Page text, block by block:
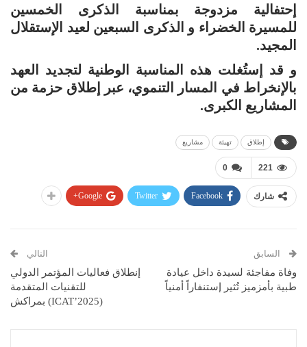
إحتفالية مزدوجة بمناسبة الذكرى الخمسين
للمسيرة الخضراء و الذكرى السبعين لعيد الإستقلال
المجيد.
و قد إستُغلت هذه المناسبة الوطنية لتجديد العهد
بالإنخراط في المسار التنموي، عبر إطلاق حزمة من
المشاريع الكبرى.
إطلاق تهيئة مشاريع
0 221
شارك Facebook
Twitter
Google+
السابق
وفاة مفاجئة لسيدة داخل عيادة
طبية بأمزميز تُثير إستنفاراً أمنياً
التالي
إنطلاق فعاليات المؤتمر الدولي
للتقنيات المتقدمة
(ICAT’2025) بمراكش